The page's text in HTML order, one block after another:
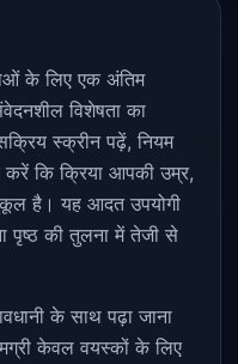
के लिए एक अंतिम
विशेषता का
स्क्रीन पढ़ें, नियम
करें कि क्रिया आपकी उम्र,
है। यह आदत उपयोगी
पृष्ठ की तुलना में तेजी से
के साथ पढ़ा जाना
केवल वयस्कों के लिए